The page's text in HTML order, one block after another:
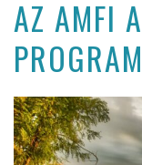
AZ AMFI